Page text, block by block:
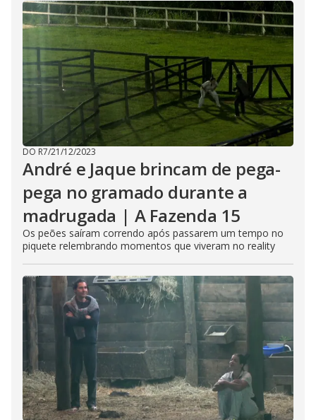
DO R7/21/12/2023
André e Jaque brincam de pega-
pega no gramado durante a
madrugada | A Fazenda 15
Os peões saíram correndo após passarem um tempo no
piquete relembrando momentos que viveram no reality